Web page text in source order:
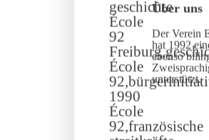
Über uns
Der Verein
hat 1992
ebenso
unterstützt.